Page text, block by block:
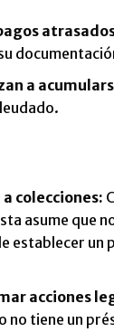
a
colecciones:
asume que
establecer
acciones
no tiene un